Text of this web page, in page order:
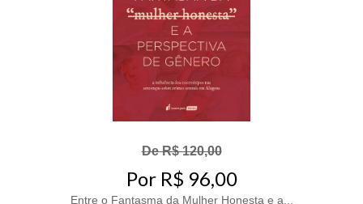
De R$ 120,00
Por R$ 96,00
Entre o Fantasma da Mulher Honesta e a...